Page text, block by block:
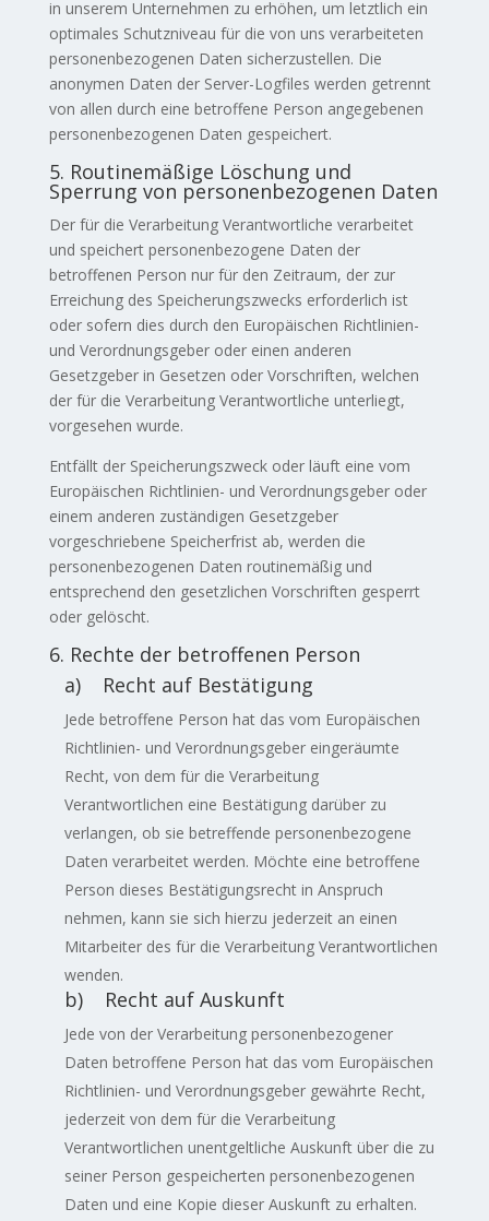
in unserem Unternehmen zu erhöhen, um letztlich ein
optimales Schutzniveau für die von uns verarbeiteten
personenbezogenen Daten sicherzustellen. Die
anonymen Daten der Server-Logfiles werden getrennt
von allen durch eine betroffene Person angegebenen
personenbezogenen Daten gespeichert.
5. Routinemäßige Löschung und
Sperrung von personenbezogenen Daten
Der für die Verarbeitung Verantwortliche verarbeitet
und speichert personenbezogene Daten der
betroffenen Person nur für den Zeitraum, der zur
Erreichung des Speicherungszwecks erforderlich ist
oder sofern dies durch den Europäischen Richtlinien-
und Verordnungsgeber oder einen anderen
Gesetzgeber in Gesetzen oder Vorschriften, welchen
der für die Verarbeitung Verantwortliche unterliegt,
vorgesehen wurde.
Entfällt der Speicherungszweck oder läuft eine vom
Europäischen Richtlinien- und Verordnungsgeber oder
einem anderen zuständigen Gesetzgeber
vorgeschriebene Speicherfrist ab, werden die
personenbezogenen Daten routinemäßig und
entsprechend den gesetzlichen Vorschriften gesperrt
oder gelöscht.
6. Rechte der betroffenen Person
a) Recht auf Bestätigung
Jede betroffene Person hat das vom Europäischen
Richtlinien- und Verordnungsgeber eingeräumte
Recht, von dem für die Verarbeitung
Verantwortlichen eine Bestätigung darüber zu
verlangen, ob sie betreffende personenbezogene
Daten verarbeitet werden. Möchte eine betroffene
Person dieses Bestätigungsrecht in Anspruch
nehmen, kann sie sich hierzu jederzeit an einen
Mitarbeiter des für die Verarbeitung Verantwortlichen
wenden.
b) Recht auf Auskunft
Jede von der Verarbeitung personenbezogener
Daten betroffene Person hat das vom Europäischen
Richtlinien- und Verordnungsgeber gewährte Recht,
jederzeit von dem für die Verarbeitung
Verantwortlichen unentgeltliche Auskunft über die zu
seiner Person gespeicherten personenbezogenen
Daten und eine Kopie dieser Auskunft zu erhalten.